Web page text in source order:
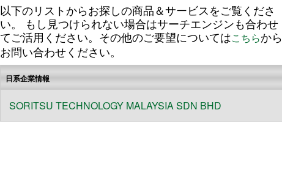
以下のリストからお探しの商品＆サービスをご覧くださ
い。 もし見つけられない場合はサーチエンジンも合わせ
てご活用ください。その他のご要望についてはこちらから
お問い合わせください。
日系企業情報
SORITSU TECHNOLOGY MALAYSIA SDN BHD